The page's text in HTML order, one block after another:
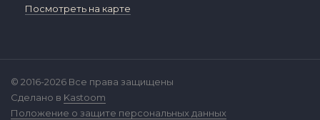
Посмотреть на карте
© 2016-2026 Все права защищены
Сделано в Kastoom
Положение о защите персональных данных